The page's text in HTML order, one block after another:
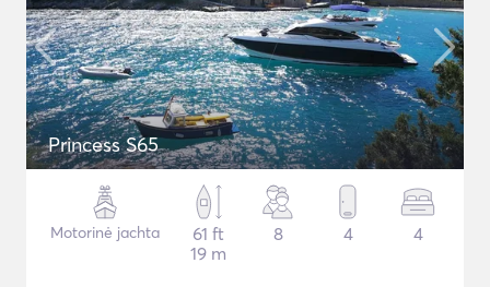
Princess S65
Motorinė jachta
61 ft
19 m
8 4 4